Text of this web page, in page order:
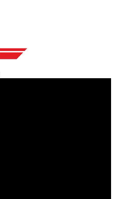
Utilizamos cookies para
información sobre cómo utilizas